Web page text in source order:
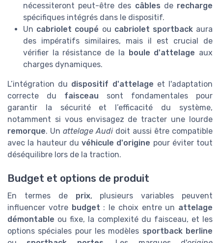
nécessiteront peut-être des câbles de recharge
spécifiques intégrés dans le dispositif.
Un cabriolet coupé ou cabriolet sportbackaura
des impératifs similaires, mais il est crucial de
vérifier la résistance de la boule d'attelage aux
charges dynamiques.
L’intégration du dispositif d'attelage et l'adaptation
correcte du faisceau sont fondamentales pour
garantir la sécurité et l’efficacité du système,
notamment si vous envisagez de tracter une lourde
remorque. Un attelage Audi doit aussi être compatible
avec la hauteur du véhicule d'origine pour éviter tout
déséquilibre lors de la traction.
Budget et options de produit
En termes de prix, plusieurs variables peuvent
influencer votre budget : le choix entre un attelage
démontable ou fixe, la complexité du faisceau, et les
options spéciales pour les modèles sportback berline